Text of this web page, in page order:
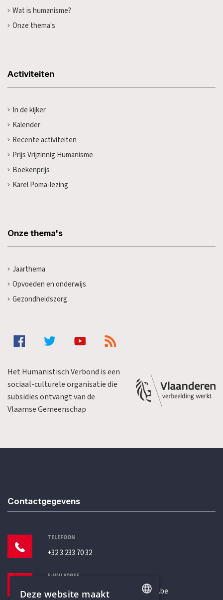
Wat is humanisme?
Onze thema's
Activiteiten
In de kijker
Kalender
Recente activiteiten
Prijs Vrijzinnig Humanisme
Boekenprijs
Karel Poma-lezing
Onze thema's
Jaarthema
Opvoeden en onderwijs
Gezondheidszorg
Het Humanistisch Verbond is een
sociaal-culturele organisatie die
subsidies ontvangt van de
Vlaamse Gemeenschap
Contactgegevens
TELEFOON
+32 3 233 70 32
E-MAILADRES
secretariaat@humanistischverbond.be
Deze website maakt